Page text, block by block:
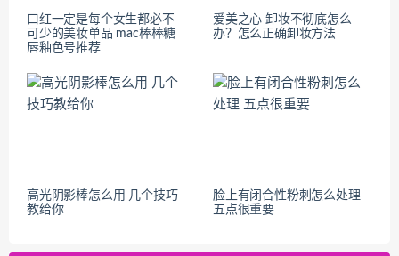
口红一定是每个女生都必不
可少的美妆单品 mac棒棒糖
唇釉色号推荐
爱美之心 卸妆不彻底怎么
办？怎么正确卸妆方法
高光阴影棒怎么用 几个技巧
教给你
脸上有闭合性粉刺怎么处理
五点很重要